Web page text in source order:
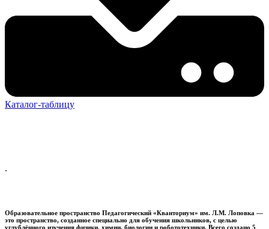
Каталог-таблицу
.
Образовательное пространство Педагогический «Кванториум» им. Л.М. Лоповка —
это пространство, созданное специально для обучения школьников, с целью
углублённого изучения физики, химии, биологии и робототехники. Всего создано 5